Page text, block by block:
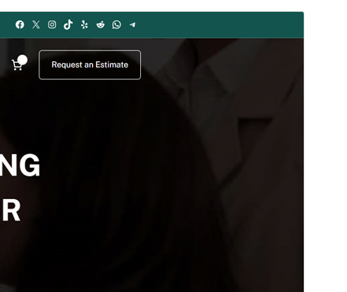
ПросмотретьСкачать
Версия
Последние изменения